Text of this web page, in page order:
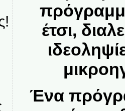
έτσι,
Ένα